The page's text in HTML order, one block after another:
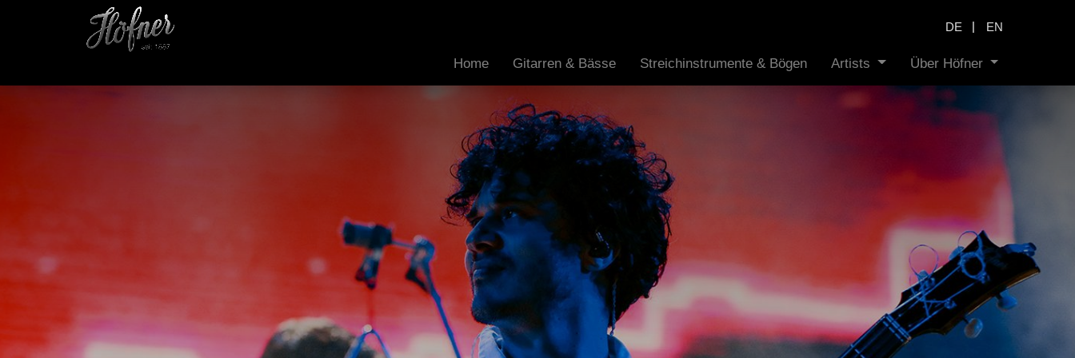
DE | EN
Home Gitarren & Bässe Streichinstrumente & Bögen Artists Über Höfner